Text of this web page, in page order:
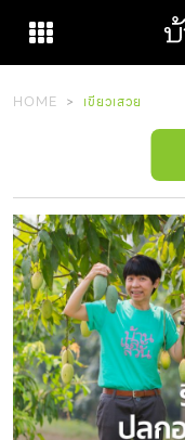
content
HOME เขียวเสวย